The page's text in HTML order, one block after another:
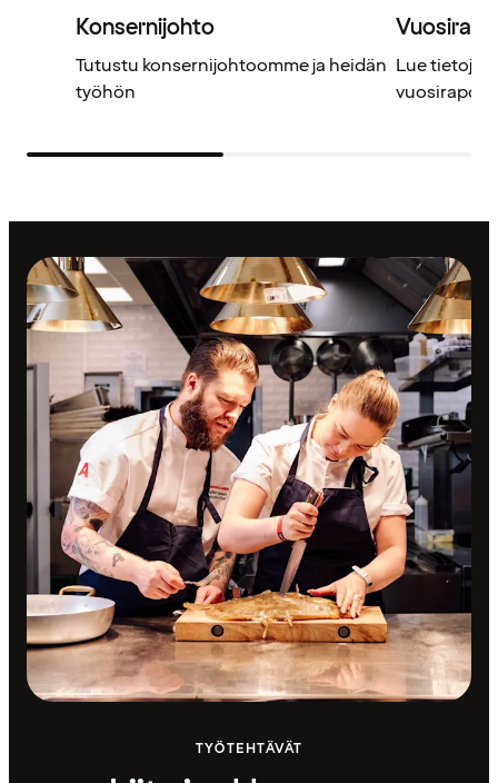
Konsernijohto
Tutustu konsernijohtoomme ja heidän
työhön
Lue tietoja,
TYÖTEHTÄVÄT